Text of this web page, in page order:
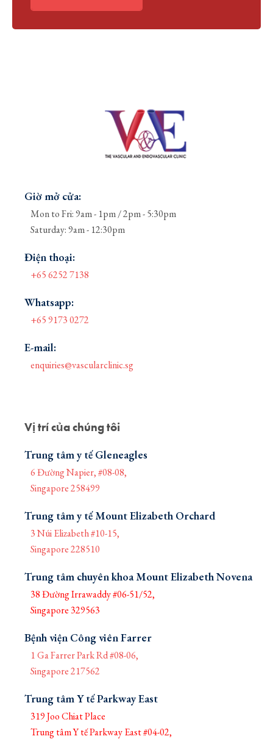
Giờ mở cửa:
Mon to Fri: 9am - 1pm / 2pm - 5:30pm
Saturday: 9am - 12:30pm
Điện thoại:
+65 6252 7138
Whatsapp:
+65 9173 0272
E-mail:
enquiries@vascularclinic.sg
Vị trí của chúng tôi
Trung tâm y tế Gleneagles
6 Đường Napier, #08-08,
Singapore 258499
Trung tâm y tế Mount Elizabeth Orchard
3 Núi Elizabeth #10-15,
Singapore 228510
Trung tâm chuyên khoa Mount Elizabeth Novena
38 Đường Irrawaddy #06-51/52,
Singapore 329563
Bệnh viện Công viên Farrer
1 Ga Farrer Park Rd #08-06,
Singapore 217562
Trung tâm Y tế Parkway East
319 Joo Chiat Place
Trung tâm Y tế Parkway East #04-02,